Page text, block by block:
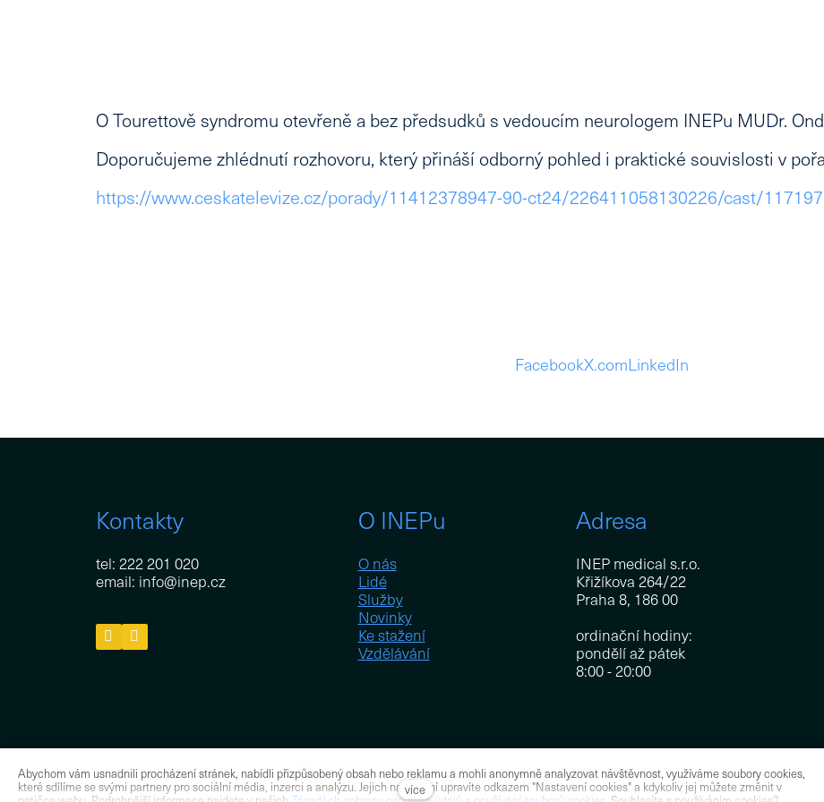
O Tourettově syndromu otevřeně a bez předsudků s vedoucím neurologem INEPu MUDr.
Doporučujeme zhlédnutí rozhovoru, který přináší odborný pohled i praktické souvislosti v
https://www.ceskatelevize.cz/porady/11412378947-90-ct24/226411058130226/cast/
FacebookX.comLinkedIn
Kontakty
tel: 222 201 020
email: info@inep.cz
O INEPu
O nás
Lidé
Služby
Novinky
Ke stažení
Vzdělávání
Adresa
INEP medical s.r.o.
Křižíkova 264/22
Praha 8, 186 00
ordinační hodiny:
pondělí až pátek
8:00 - 20:00
Abychom vám usnadnili procházení stránek, nabídli přizpůsobený obsah nebo reklamu a mohli anonymně analyzovat návštěvnost, využíváme soubory cookies,
které sdílíme se svými partnery pro sociální média, inzerci a analýzu. Jejich nastavení upravíte odkazem "Nastavení cookies" a kdykoliv jej můžete změnit v
více